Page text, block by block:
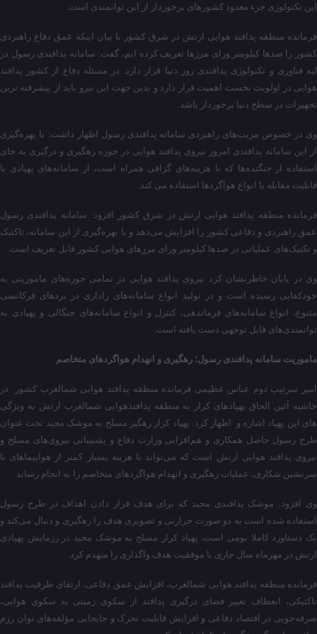
این تکنولوژی جزء معدود کشورهای برخوردار از این توانمندی است.
فرمانده منطقه پدافند هوایی ارتش در شرق کشور با بیان اینکه عمق دفاع راهبردی
کشور را صدها کیلومتر ورای مرزها تعریف کرده ایم، گفت: سامانه پدافندی رسول در
لبه فناوری و تکنولوژی پدافندی روز دنیا قرار دارد. در مسئله دفاع از کشور پدافند
هوایی در اولویت نخست اهمیت قرار دارد و بدین جهت این نیرو باید از پیشرفته ترین
تجهیزات در سطح دنیا برخوردار باشد.
وی در خصوص مزیت‌های راهبردی سامانه پدافندی رسول اظهار داشت: با بهره‌گیری
از این سامانه پدافندی امروز نیروی پدافند هوایی در حوزه رهگیری و درگیری به جای
استفاده از جنگنده‌ها که با هزینه‌های گزافی همراه است، از سامانه‌های پهپادی با
قابلیت مقابله با انواع هواگردها استفاده می کند.
فرمانده منطقه پدافند هوایی ارتش در شرق کشور افزود: سامانه پدافندی رسول
عمق راهبردی و دفاعی کشور را افزایش می‌دهد و با بهره‌گیری از این سامانه، تاکتیک
و تکنیک‌های عملیاتی در صدها کیلومتر ورای مرزهای هوایی کشور قابل تعریف است.
وی در پایان خاطرنشان کرد نیروی پدافند هوایی در تمامی حوزه‌های ماموریتی به
خودکفایی رسیده است و در تولید انواع سامانه‌های راداری در بردهای فرکانسی
متنوع، انواع سامانه‌های فرماندهی، کنترل و انواع سامانه‌های جنگالی و پهپادی به
توانمندی‌های قابل توجهی دست یافته است.
ماموریت سامانه پدافندی رسول؛ رهگیری و انهدام هواگرد‌های متخاصم
امیر سرتیپ دوم عباس عظیمی فرمانده منطقه پدافند هوایی شمالغرب کشور در
حاشیه آئین الحاق پهپادهای کرار به منطقه پدافندهوایی شمالغرب ارتش به ویژگی
های این پهپاد اشاره و اظهار کرد: پهپاد کرار رهگیر مسلح به موشک مجید تحت عنوان
طرح رسول حاصل همکاری و هم‌افزایی وزارت دفاع و پشتیبانی نیروی‌های مسلح و
نیروی پدافند هوایی ارتش است که می‌تواند با هزینه بسیار کمتر از هواپیما‌های با
سرنشین شکاری، عملیات رهگیری و انهدام هواگرد‌های متخاصم را به انجام رساند.
وی افزود: موشک پدافندی مجید که برای هدف قرار دادن اهداف در طرح رسول
استفاده شده است به دو صورت حرارتی و تصویری هدف را رهگیری و دنبال می‌کند و
یک دستاورد کاملا بومی است، پهپاد کرار مسلح به موشک مجید در رزمایش پهپادی
ارتش در مهرماه سال جاری با موفقیت هدف واگذاری را منهدم کرد.
فرمانده منطقه پدافند هوایی شمالغرب، افزایش عمق دفاعی، ارتقای ظرفیت پدافند
تاکتیکی، انعطاف تغییر فضای درگیری پدافند از سکوی زمینی به سکوی هوایی،
صرفه‌جویی در اقتصاد دفاعی و افزایش قابلیت تحرک و جابجایی مؤلفه‌های توان رزم